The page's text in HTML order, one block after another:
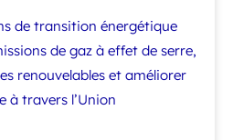
de transition énergétique
de gaz à effet de serre,
renouvelables et améliorer
à travers l’Union